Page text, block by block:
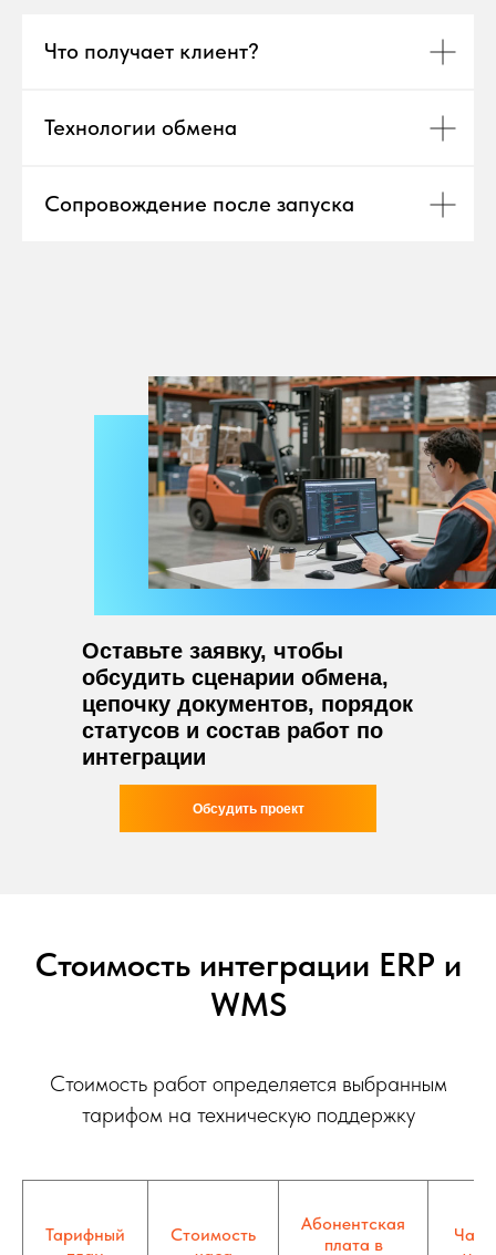
Что получает клиент?
Технологии обмена
Сопровождение после запуска
Оставьте заявку, чтобы
обсудить сценарии обмена,
цепочку документов, порядок
статусов и состав работ по
интеграции
Обсудить проект
Стоимость интеграции ERP и
WMS
Стоимость работ определяется выбранным
тарифом на техническую поддержку
Тарифный
Стоимость
Абонентская
плата в